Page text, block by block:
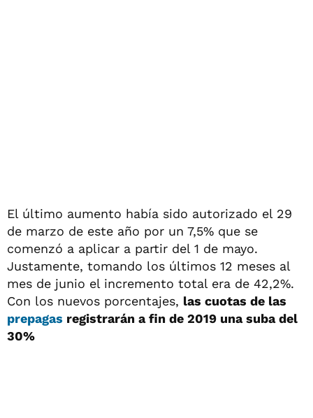
El último aumento había sido autorizado el 29
de marzo de este año por un 7,5% que se
comenzó a aplicar a partir del 1 de mayo.
Justamente, tomando los últimos 12 meses al
mes de junio el incremento total era de 42,2%.
Con los nuevos porcentajes, las cuotas de las
prepagas registrarán a fin de 2019 una suba del
30%